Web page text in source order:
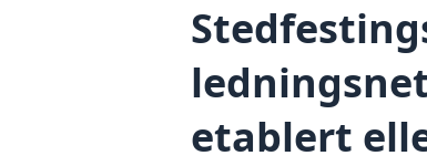
etablert